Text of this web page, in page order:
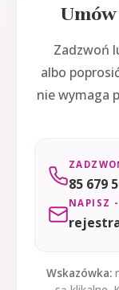
Zadzwoń
albo
nie wymaga
85 679
NAPISZ
Wskazówka: